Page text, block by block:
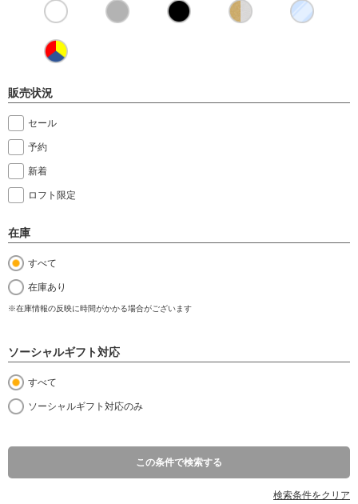
販売状況
セール
予約
新着
ロフト限定
在庫
すべて
在庫あり
※在庫情報の反映に時間がかかる場合がございます
ソーシャルギフト対応
すべて
ソーシャルギフト対応のみ
この条件で検索する
検索条件をクリア